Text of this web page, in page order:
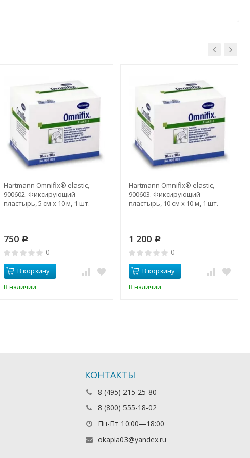
Hartmann Omnifix® elastic,
900602. Фиксирующий
пластырь, 5 см х 10 м, 1 шт.
750 Р
0
В корзину
В наличии
Hartmann Omnifix® elastic,
900603. Фиксирующий
пластырь, 10 см х 10 м, 1 шт.
1 200 Р
0
В корзину
В наличии
КОНТАКТЫ
8 (495) 215-25-80
8 (800) 555-18-02
Пн-Пт 10:00—18:00
okapia03@yandex.ru